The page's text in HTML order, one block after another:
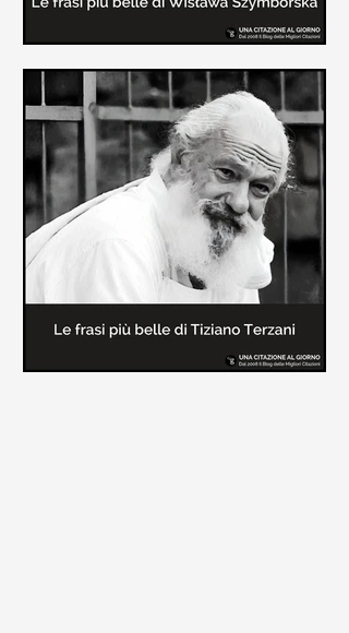
Le frasi più belle delle poesie di
Wisława Szymborska
In questa pagina sono raccolte le
migliori frasi brevi tratte dalle poesie
di Wisława Szymborska sull'amore e
sulla vita